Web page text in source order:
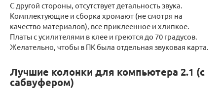
С другой стороны, отсутствует детальность звука.
Комплектующие и сборка хромают (не смотря на
качество материалов), все приклеенное и хлипкое.
Платы с усилителями в клее и греются до 70 градусов.
Желательно, чтобы в ПК была отдельная звуковая карта.
Лучшие колонки для компьютера 2.1 (с
сабвуфером)